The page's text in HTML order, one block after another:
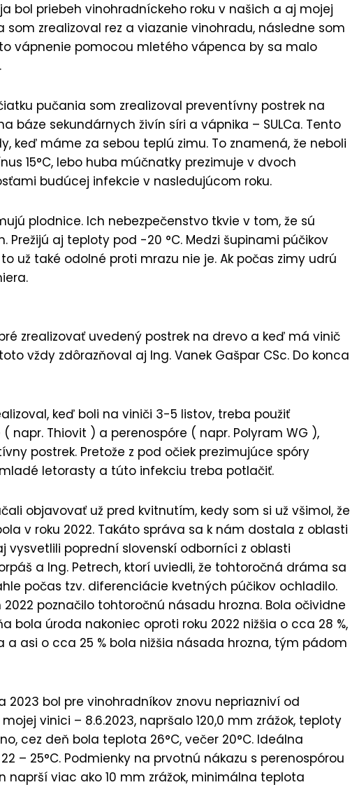
bol priebeh vinohradníckeho roku v našich a aj mojej
zrealizoval rez a viazanie vinohradu, následne som
vápnenie pomocou mletého vápenca by sa malo
pučania som zrealizoval preventívny postrek na
báze sekundárnych živín síri a vápnika – SULCa. Tento
keď máme za sebou teplú zimu. To znamená, že neboli
15°C, lebo huba múčnatky prezimuje v dvoch
budúcej infekcie v nasledujúcom roku.
plodnice. Ich nebezpečenstvo tkvie v tom, že sú
aj teploty pod -20 °C. Medzi šupinami púčikov
už také odolné proti mrazu nie je. Ak počas zimy udrú
zrealizovať uvedený postrek na drevo a keď má vinič
vždy zdôrazňoval aj Ing. Vanek Gašpar CSc. Do konca
keď boli na viniči 3-5 listov, treba použiť
napr. Thiovit ) a perenospóre ( napr. Polyram WG ),
postrek. Pretože z pod očiek prezimujúce spóry
letorasty a túto infekciu treba potlačiť.
objavovať už pred kvitnutím, kedy som si už všimol, že
v roku 2022. Takáto správa sa k nám dostala z oblasti
vysvetlili poprední slovenskí odborníci z oblasti
a Ing. Petrech, ktorí uviedli, že tohtoročná dráma sa
počas tzv. diferenciácie kvetných púčikov ochladilo.
poznačilo tohtoročnú násadu hrozna. Bola očividne
bola úroda nakoniec oproti roku 2022 nižšia o cca 28 %,
a asi o cca 25 % bola nižšia násada hrozna, tým pádom
2023 bol pre vinohradníkov znovu nepriazniví od
vinici – 8.6.2023, napršalo 120,0 mm zrážok, teploty
cez deň bola teplota 26°C, večer 20°C. Ideálna
– 25°C. Podmienky na prvotnú nákazu s perenospórou
naprší viac ako 10 mm zrážok, minimálna teplota